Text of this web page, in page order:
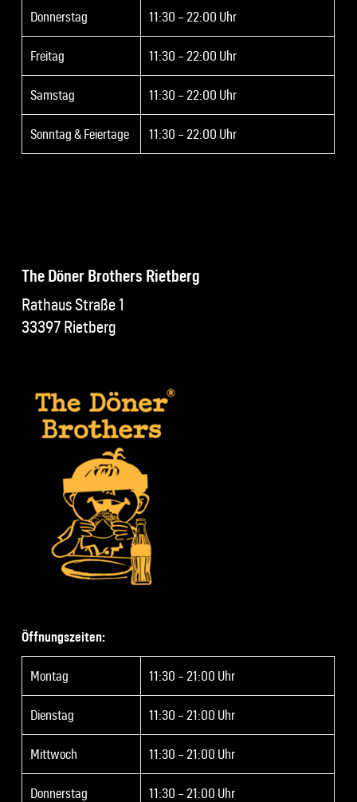
Donnerstag 11:30 – 22:00 Uhr
Freitag 11:30 – 22:00 Uhr
Samstag 11:30 – 22:00 Uhr
Sonntag & Feiertage 11:30 – 22:00 Uhr
The Döner Brothers Rietberg
Rathaus Straße 1
33397 Rietberg
Öffnungszeiten:
Montag 11:30 – 21:00 Uhr
Dienstag 11:30 – 21:00 Uhr
Mittwoch 11:30 – 21:00 Uhr
Donnerstag 11:30 – 21:00 Uhr